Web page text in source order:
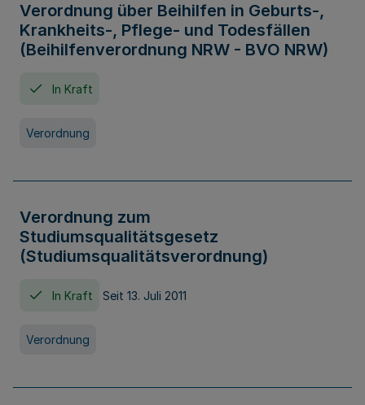
Verordnung über Beihilfen in Geburts-,
Krankheits-, Pflege- und Todesfällen
(Beihilfenverordnung NRW - BVO NRW)
In Kraft
Verordnung
Verordnung zum
Studiumsqualitätsgesetz
(Studiumsqualitätsverordnung)
In Kraft Seit 13. Juli 2011
Verordnung